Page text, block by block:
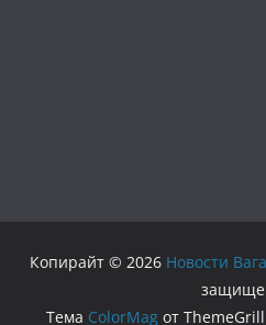
Копирайт © 2026 Новости
Тема ColorMagот